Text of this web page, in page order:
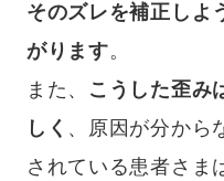
そのズレを補正しよ
がります。
また、
こうした歪み
しく 、原因が分から
されている患者さま